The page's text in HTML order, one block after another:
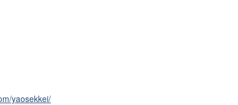
yaosekkei/